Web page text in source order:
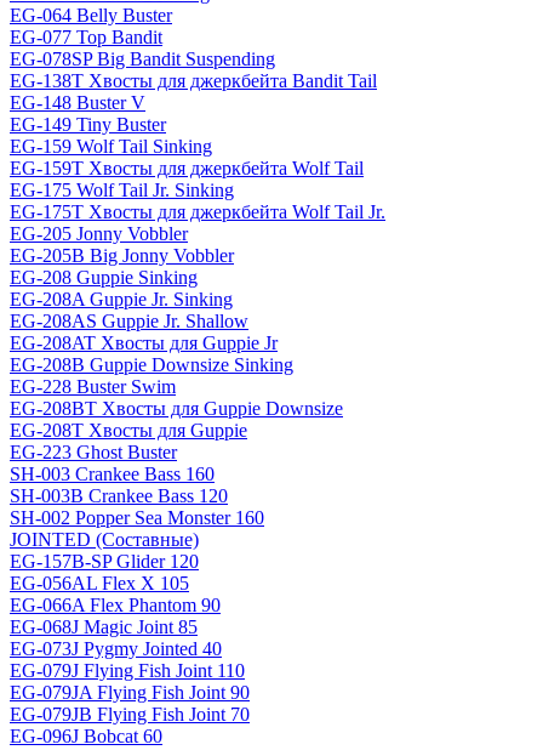
EG-064 Belly Buster
EG-077 Top Bandit
EG-078SP Big Bandit Suspending
EG-138T Хвосты для джеркбейта Bandit Tail
EG-148 Buster V
EG-149 Tiny Buster
EG-159 Wolf Tail Sinking
EG-159T Хвосты для джеркбейта Wolf Tail
EG-175 Wolf Tail Jr. Sinking
EG-175T Хвосты для джеркбейта Wolf Tail Jr.
EG-205 Jonny Vobbler
EG-205B Big Jonny Vobbler
EG-208 Guppie Sinking
EG-208A Guppie Jr. Sinking
EG-208AS Guppie Jr. Shallow
EG-208AT Хвосты для Guppie Jr
EG-208B Guppie Downsize Sinking
EG-228 Buster Swim
EG-208BT Хвосты для Guppie Downsize
EG-208T Хвосты для Guppie
EG-223 Ghost Buster
SH-003 Crankee Bass 160
SH-003B Crankee Bass 120
SH-002 Popper Sea Monster 160
JOINTED (Составные)
EG-157B-SP Glider 120
EG-056AL Flex X 105
EG-066A Flex Phantom 90
EG-068J Magic Joint 85
EG-073J Pygmy Jointed 40
EG-079J Flying Fish Joint 110
EG-079JA Flying Fish Joint 90
EG-079JB Flying Fish Joint 70
EG-096J Bobcat 60